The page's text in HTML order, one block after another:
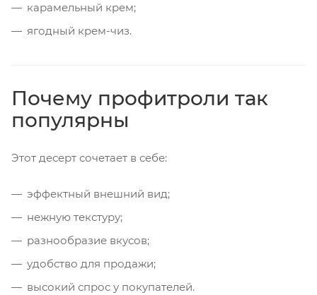
карамельный крем;
ягодный крем-чиз.
Почему профитроли так
популярны
Этот десерт сочетает в себе:
эффектный внешний вид;
нежную текстуру;
разнообразие вкусов;
удобство для продажи;
высокий спрос у покупателей.